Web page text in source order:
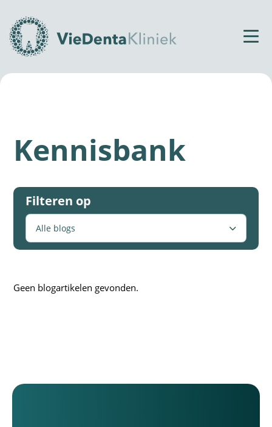
Home
Kennisbank
Filteren op
Alle blogs
Geen blogartikelen gevonden.